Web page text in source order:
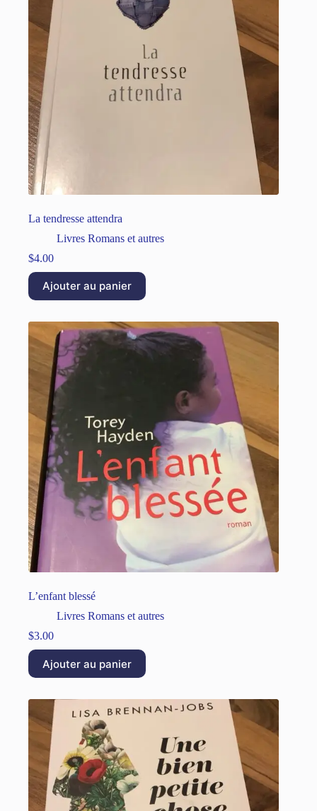
La tendresse attendra
Livres Romans et autres
$4.00
Ajouter au panier
L’enfant blessé
Livres Romans et autres
$3.00
Ajouter au panier